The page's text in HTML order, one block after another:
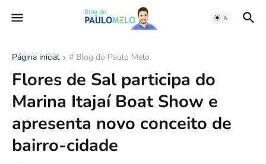
Página inicial # Blog do Paulo Melo
Flores de Sal participa do
Marina Itajaí Boat Show e
apresenta novo conceito de
bairro-cidade